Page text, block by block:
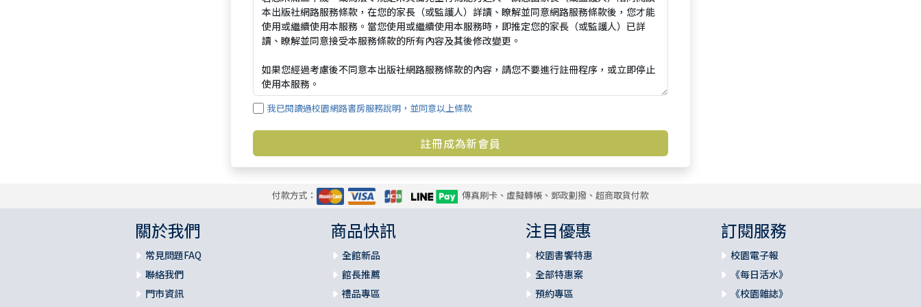
我已閱讀過校園網路書房服務說明，並同意以上條款
付款方式： 傳真刷卡、虛擬轉帳、郵政劃撥、超商取貨付款
關於我們
常見問題FAQ
聯絡我們
門市資訊
商品快訊
全館新品
館長推薦
禮品專區
注目優惠
校園書饗特惠
全部特惠案
預約專區
訂閱服務
校園電子報
《每日活水》
《校園雜誌》